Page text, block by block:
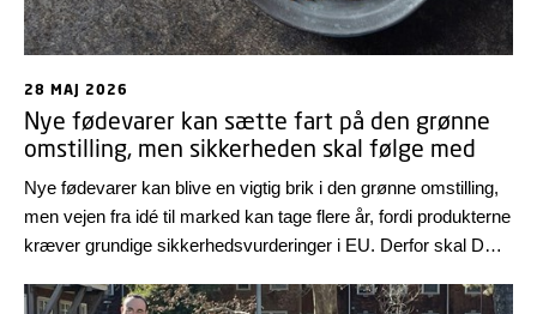
28 MAJ 2026
Nye fødevarer kan sætte fart på den grønne
omstilling, men sikkerheden skal følge med
Nye fødevarer kan blive en vigtig brik i den grønne omstilling,
men vejen fra idé til marked kan tage flere år, fordi produkterne
kræver grundige sikkerhedsvurderinger i EU. Derfor skal DTU
Fødevaresikkerhedsautoritet, EFSA, med at styrke